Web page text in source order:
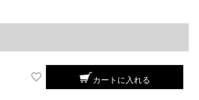
カートに入れる